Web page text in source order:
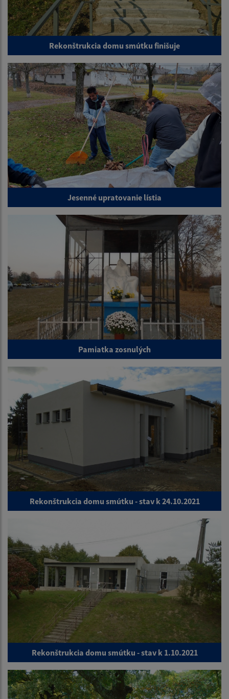
Rekonštrukcia domu smútku finišuje
Jesenné upratovanie lístia
Pamiatka zosnulých
Rekonštrukcia domu smútku - stav k 24.10.2021
Rekonštrukcia domu smútku - stav k 1.10.2021